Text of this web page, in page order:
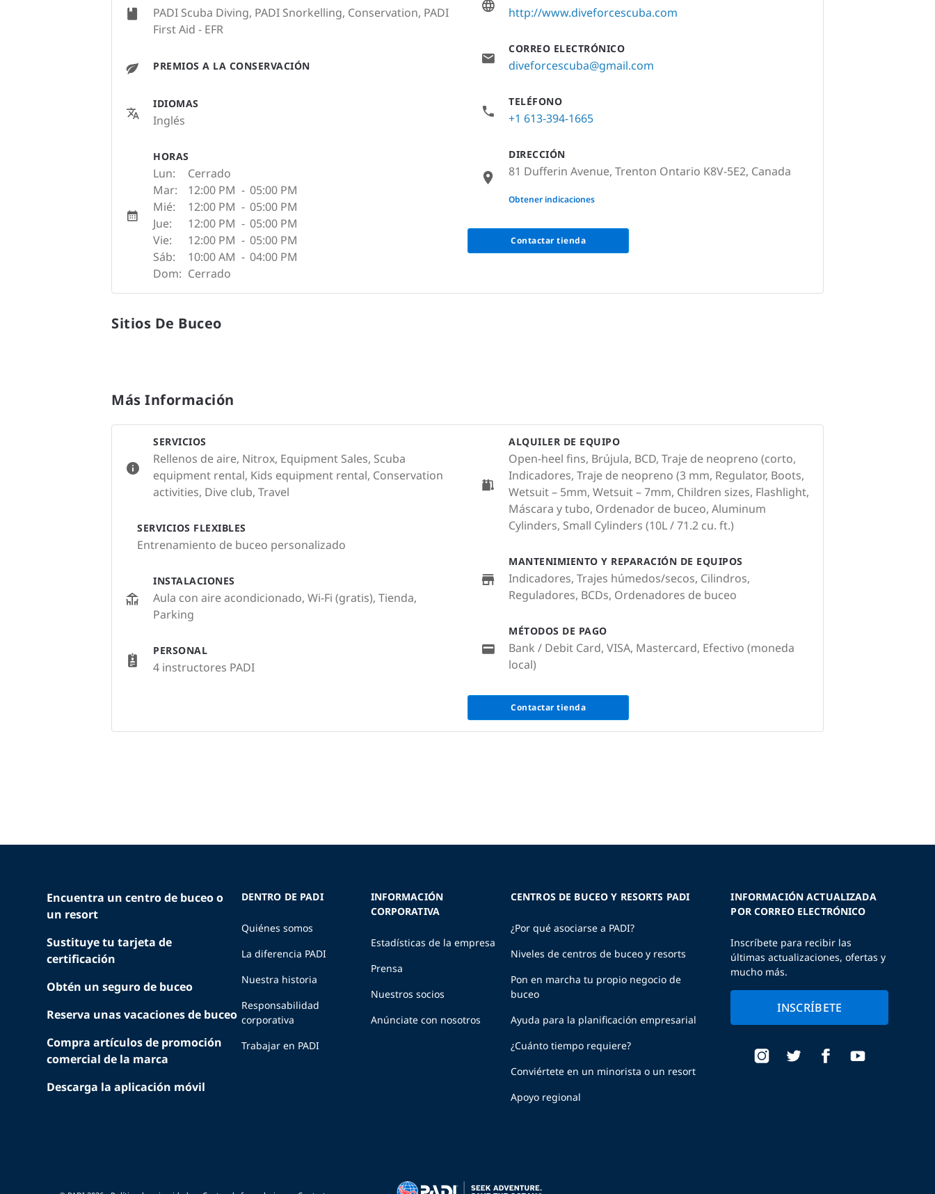
PADI Scuba Diving, PADI Snorkelling, Conservation, PADI
First Aid - EFR
PREMIOS A LA CONSERVACIÓN
IDIOMAS
Inglés
HORAS
Lun:
Cerrado
Mar:
12:00 PM - 05:00 PM
Mié:
12:00 PM - 05:00 PM
Jue:
12:00 PM - 05:00 PM
Vie:
12:00 PM - 05:00 PM
Sáb:
10:00 AM - 04:00 PM
Dom: Cerrado
http://www.diveforcescuba.com
CORREO ELECTRÓNICO
diveforcescuba@gmail.com
TELÉFONO
+1 613-394-1665
DIRECCIÓN
81 Dufferin Avenue, Trenton Ontario K8V-5E2, Canada
None
Obtener indicaciones
Contactar tienda
Sitios De Buceo
Más Información
SERVICIOS
Rellenos de aire, Nitrox, Equipment Sales, Scuba
equipment rental, Kids equipment rental, Conservation
activities, Dive club, Travel
SERVICIOS FLEXIBLES
Entrenamiento de buceo personalizado
INSTALACIONES
Aula con aire acondicionado, Wi-Fi (gratis), Tienda,
Parking
PERSONAL
4 instructores PADI
ALQUILER DE EQUIPO
Open-heel fins, Brújula, BCD, Traje de neopreno (corto,
Indicadores, Traje de neopreno (3 mm, Regulator, Boots,
Wetsuit – 5mm, Wetsuit – 7mm, Children sizes, Flashlight,
Máscara y tubo, Ordenador de buceo, Aluminum
Cylinders, Small Cylinders (10L / 71.2 cu. ft.)
MANTENIMIENTO Y REPARACIÓN DE EQUIPOS
Indicadores, Trajes húmedos/secos, Cilindros,
Reguladores, BCDs, Ordenadores de buceo
MÉTODOS DE PAGO
Bank / Debit Card, VISA, Mastercard, Efectivo (moneda
local)
Contactar tienda
Encuentra un centro de buceo o
un resort
Sustituye tu tarjeta de
certificación
Obtén un seguro de buceo
Reserva unas vacaciones de buceo
Compra artículos de promoción
comercial de la marca
Descarga la aplicación móvil
DENTRO DE PADI
Quiénes somos
La diferencia PADI
Nuestra historia
Responsabilidad
corporativa
Trabajar en PADI
INFORMACIÓN
CORPORATIVA
Estadísticas de la empresa
Prensa
Nuestros socios
Anúnciate con nosotros
CENTROS DE BUCEO Y RESORTS PADI
¿Por qué asociarse a PADI?
Niveles de centros de buceo y resorts
Pon en marcha tu propio negocio de
buceo
Ayuda para la planificación empresarial
¿Cuánto tiempo requiere?
Conviértete en un minorista o un resort
Apoyo regional
INFORMACIÓN ACTUALIZADA
POR CORREO ELECTRÓNICO
Inscríbete para recibir las
últimas actualizaciones, ofertas y
mucho más.
INSCRÍBETE